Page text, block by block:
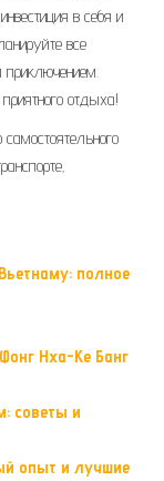
в себя и
все
приключением.
отдыха!
полное
Нха-Ке Банг
советы и
опыт и лучшие